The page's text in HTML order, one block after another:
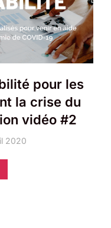
pour les
la crise du
vidéo #2
2020